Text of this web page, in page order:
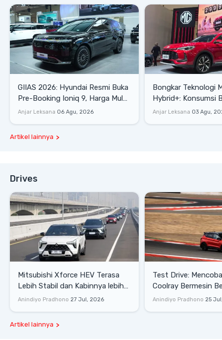
GIIAS 2026: Hyundai Resmi Buka
Pre-Booking Ioniq 9, Harga Mulai
Rp1,49 Miliar
Anjar Leksana 06 Agu, 2026
Bongkar Teknologi
Hybrid+: Konsumsi
Tembus 27,7 Km/
Anjar Leksana 03 Agu,
Artikel lainnya
Drives
Mitsubishi Xforce HEV Terasa
Lebih Stabil dan Kabinnya lebih
Senyap
Anindiyo Pradhono 27 Jul, 2026
Test Drive: Mencoba Geely
Coolray Bermesin
di Sirkuit Mandalika
Anindiyo Pradhono 25
Artikel lainnya